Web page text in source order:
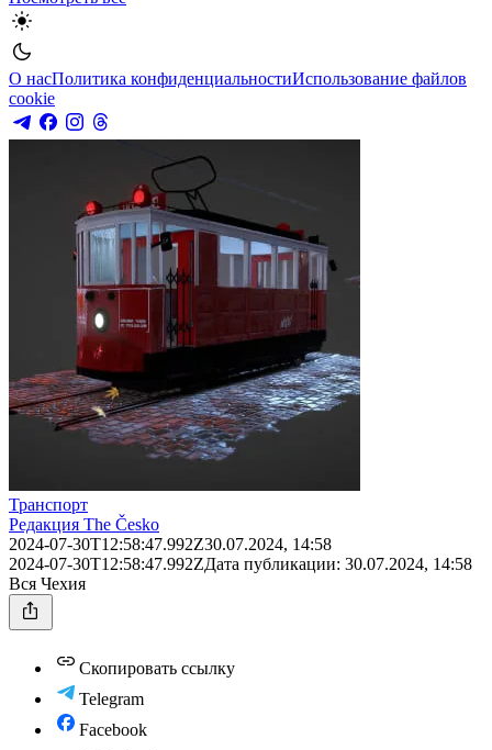
О насПолитика конфиденциальностиИспользование файлов
cookie
Транспорт
Редакция The Česko
2024-07-30T12:58:47.992Z30.07.2024, 14:58
2024-07-30T12:58:47.992ZДата публикации: 30.07.2024, 14:58
Вся Чехия
Скопировать ссылку
Telegram
Facebook